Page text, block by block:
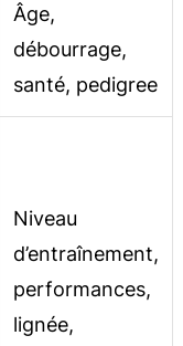
Âge,
débourrage,
santé, pedigree
Niveau
d’entraînement,
performances,
lignée,